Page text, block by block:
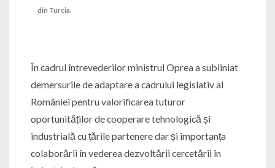
din Turcia.
În cadrul întrevederilor ministrul Oprea a subliniat
demersurile de adaptare a cadrului legislativ al
României pentru valorificarea tuturor
oportunităților de cooperare tehnologică și
industrială cu țările partenere dar și importanța
colaborării în vederea dezvoltării cercetării în